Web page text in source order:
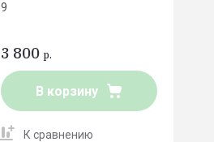
9
3 800 р.
В корзину
К сравнению